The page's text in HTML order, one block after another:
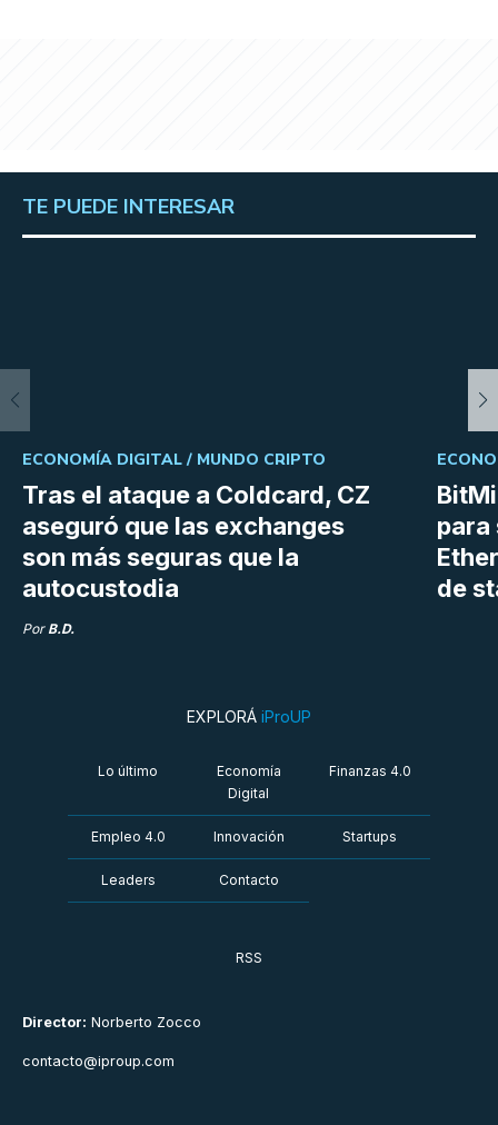
TE PUEDE INTERESAR
Tras el ataque a Coldcard, CZ
aseguró que las exchanges
son más seguras que la
autocustodia
ECONOMÍA DIGITAL / MUNDO CRIPTO
Por B.D.
para
de
Director: Norberto Zocco
contacto@iproup.com
EXPLORÁ iProUP
Lo último
Economía
Digital
Finanzas 4.0
Empleo 4.0 Innovación Startups
Leaders Contacto
RSS